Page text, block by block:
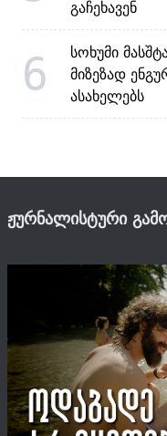
გაჩეხავენ
6
სოხუმი
მიზეზად
ასახელებს
ჟურნალისტური